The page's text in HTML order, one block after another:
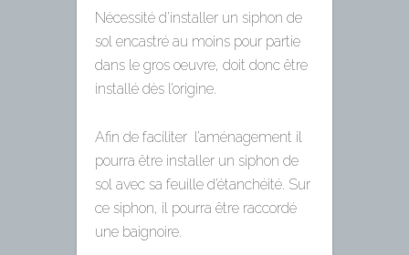
Nécessité d’installer un siphon de
sol encastré au moins pour partie
dans le gros oeuvre, doit donc être
installé dès l’origine.
Afin de faciliter l’aménagement il
pourra être installer un siphon de
sol avec sa feuille d’étanchéité. Sur
ce siphon, il pourra être raccordé
une baignoire.